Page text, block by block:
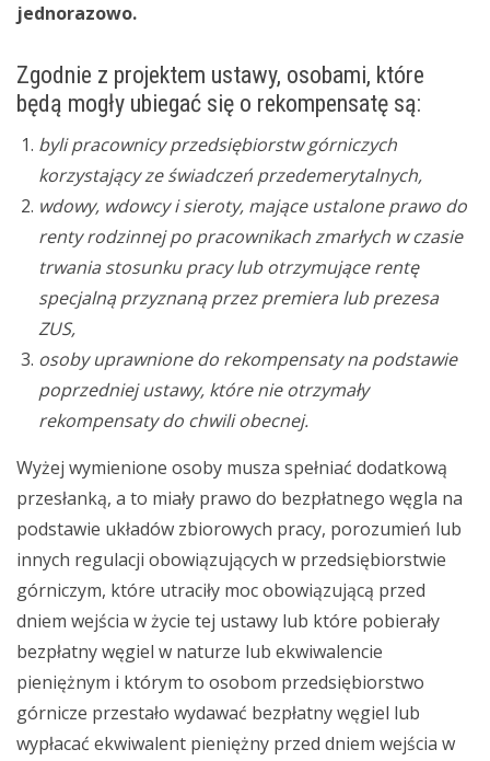
jednorazowo.
Zgodnie z projektem ustawy, osobami, które
będą mogły ubiegać się o rekompensatę są:
byli pracownicy przedsiębiorstw górniczych
korzystający ze świadczeń przedemerytalnych,
wdowy, wdowcy i sieroty, mające ustalone prawo do
renty rodzinnej po pracownikach zmarłych w czasie
trwania stosunku pracy lub otrzymujące rentę
specjalną przyznaną przez premiera lub prezesa
ZUS,
osoby uprawnione do rekompensaty na podstawie
poprzedniej ustawy, które nie otrzymały
rekompensaty do chwili obecnej.
Wyżej wymienione osoby musza spełniać dodatkową
przesłanką, a to miały prawo do bezpłatnego węgla na
podstawie układów zbiorowych pracy, porozumień lub
innych regulacji obowiązujących w przedsiębiorstwie
górniczym, które utraciły moc obowiązującą przed
dniem wejścia w życie tej ustawy lub które pobierały
bezpłatny węgiel w naturze lub ekwiwalencie
pieniężnym i którym to osobom przedsiębiorstwo
górnicze przestało wydawać bezpłatny węgiel lub
wypłacać ekwiwalent pieniężny przed dniem wejścia w